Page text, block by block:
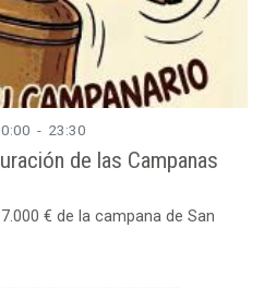
- 23:30
de las Campanas
€ de la campana de San